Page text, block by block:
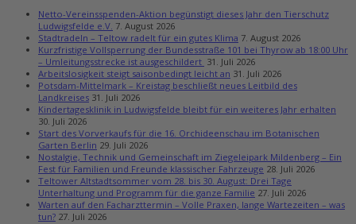
Netto-Vereinsspenden-Aktion begünstigt dieses Jahr den Tierschutz
Ludwigsfelde e.V. 7. August 2026
Stadtradeln – Teltow radelt für ein gutes Klima 7. August 2026
Kurzfristige Vollsperrung der Bundesstraße 101 bei Thyrow ab 18:00 Uhr
– Umleitungsstrecke ist ausgeschildert 31. Juli 2026
Arbeitslosigkeit steigt saisonbedingt leicht an 31. Juli 2026
Potsdam-Mittelmark – Kreistag beschließt neues Leitbild des
Landkreises 31. Juli 2026
Kindertagesklinik in Ludwigsfelde bleibt für ein weiteres Jahr erhalten
30. Juli 2026
Start des Vorverkaufs für die 16. Orchideenschau im Botanischen
Garten Berlin 29. Juli 2026
Nostalgie, Technik und Gemeinschaft im Ziegeleipark Mildenberg – Ein
Fest für Familien und Freunde klassischer Fahrzeuge 28. Juli 2026
Teltower Altstadtsommer vom 28. bis 30. August: Drei Tage
Unterhaltung und Programm für die ganze Familie 27. Juli 2026
Warten auf den Facharzttermin – Volle Praxen, lange Wartezeiten – was
tun? 27. Juli 2026